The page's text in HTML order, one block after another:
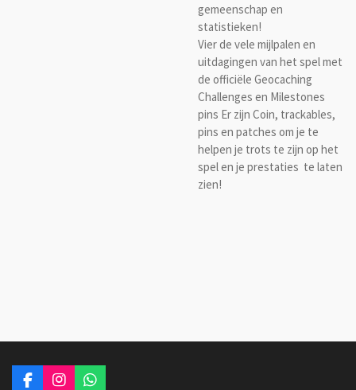
gemeenschap en
statistieken!
Vier de vele mijlpalen en
uitdagingen van het spel met
de officiële Geocaching
Challenges en Milestones
pins Er zijn Coin, trackables,
pins en patches om je te
helpen je trots te zijn op het
spel en je prestaties te laten
zien!
F I W